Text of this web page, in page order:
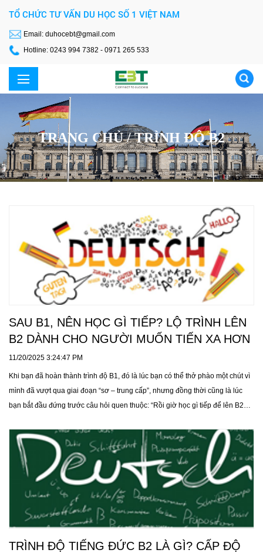
TỔ CHỨC TƯ VẤN DU HỌC SỐ 1 VIỆT NAM
Email: duhocebt@gmail.com
Hotline: 0243 994 7382 - 0971 265 533
TRANG CHỦ / TRÌNH ĐỘ B2
SAU B1, NÊN HỌC GÌ TIẾP? LỘ TRÌNH LÊN
B2 DÀNH CHO NGƯỜI MUỐN TIẾN XA HƠN
11/20/2025 3:24:47 PM
Khi bạn đã hoàn thành trình độ B1, đó là lúc bạn có thể thở phào một chút vì
mình đã vượt qua giai đoạn “sơ – trung cấp”, nhưng đồng thời cũng là lúc
bạn bắt đầu đứng trước câu hỏi quen thuộc: “Rồi giờ học gì tiếp để lên B2?”.
còn đòi hỏi sự thay đổi cả về cách học, mục tiêu học và cách tiếp cận ngôn
ngữ. B2 không phải là mức “giỏi” nhất, nhưng nó là cột mốc quan trọng cho
những ai muốn thực sự làm chủ việc sử dụng ngoại ngữ trong học tập, công
việc và đời sống hàng ngày.
TRÌNH ĐỘ TIẾNG ĐỨC B2 LÀ GÌ? CẤP ĐỘ